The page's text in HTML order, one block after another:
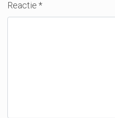
Reactie *